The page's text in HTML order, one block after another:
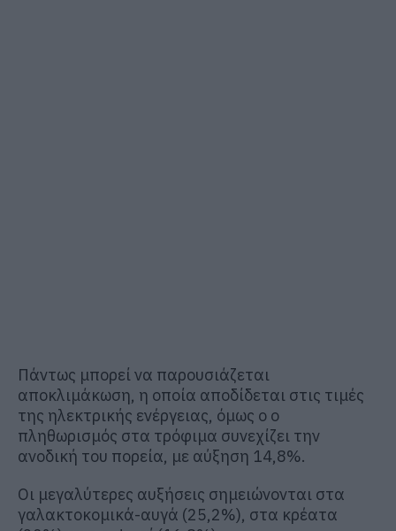
Πάντως μπορεί να παρουσιάζεται
αποκλιμάκωση, η οποία αποδίδεται στις τιμές
της ηλεκτρικής ενέργειας, όμως ο ο
πληθωρισμός στα τρόφιμα συνεχίζει την
ανοδική του πορεία, με αύξηση 14,8%.
Οι μεγαλύτερες αυξήσεις σημειώνονται στα
γαλακτοκομικά-αυγά (25,2%), στα κρέατα